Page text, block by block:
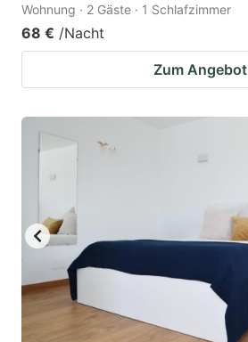
Wohnung · 2 Gäste · 1 Schlafzimmer
68 € /Nacht
Zum Angebot